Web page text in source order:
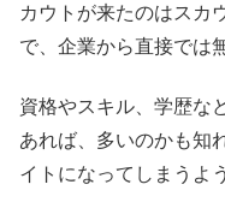
カウトが来たのはスカ
で、企業から直接では
資格やスキル、学歴な
あれば、多いのかも知
イトになってしまうよ